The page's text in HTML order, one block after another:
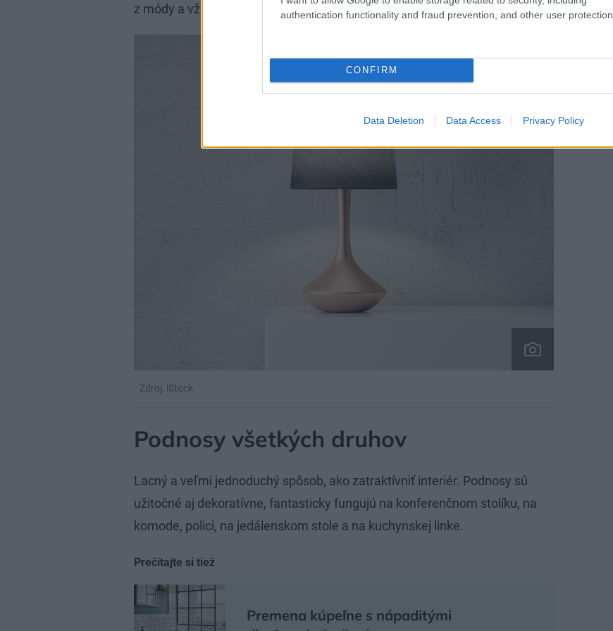
authentication functionality and fraud prevention, and other user protection.
CONFIRM
Data Deletion Data Access Privacy Policy
z módy a vždy sa nájde miesto, kde takáto lampa vynikne.
Zdroj: iStock
Podnosy všetkých druhov
Lacný a veľmi jednoduchý spôsob, ako zatraktívniť interiér. Podnosy sú
užitočné aj dekoratívne, fantasticky fungujú na konferenčnom stolíku, na
komode, polici, na jedálenskom stole a na kuchynskej linke.
Prečítajte si tiež
Premena kúpeľne s nápaditými